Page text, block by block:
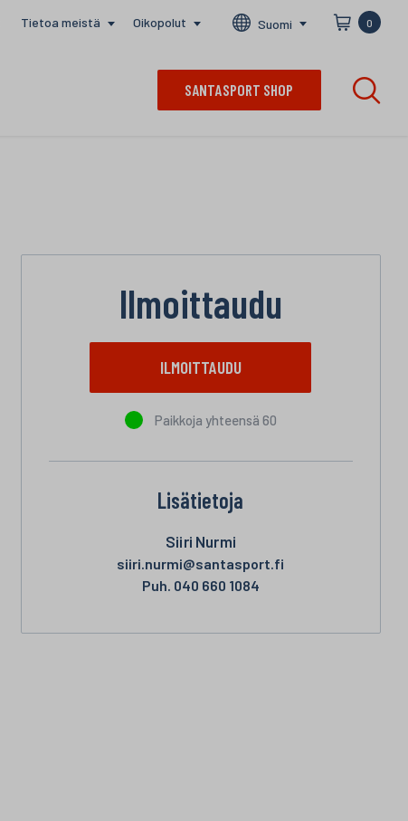
Tietoa meistä Oikopolut Suomi 0
SANTASPORT SHOP
Ilmoittaudu
ILMOITTAUDU
Paikkoja yhteensä 60
Lisätietoja
Siiri Nurmi
siiri.nurmi@santasport.fi
Puh. 040 660 1084